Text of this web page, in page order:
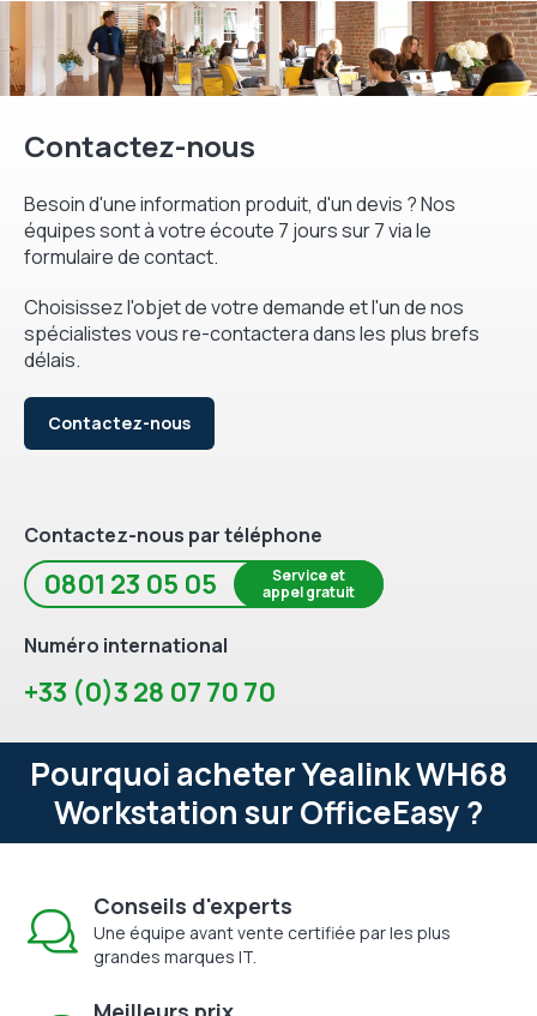
Contactez-nous
Besoin d'une information produit, d'un devis ? Nos
équipes sont à votre écoute 7 jours sur 7 via le
formulaire de contact.
Choisissez l'objet de votre demande et l'un de nos
spécialistes vous re-contactera dans les plus brefs
délais.
Contactez-nous
Contactez-nous par téléphone
0801 23 05 05
Service et
appel gratuit
Numéro international
+33 (0)3 28 07 70 70
Pourquoi acheter Yealink WH68
Workstation sur OfficeEasy ?
Conseils d'experts
Une équipe avant vente certifiée par les plus
grandes marques IT.